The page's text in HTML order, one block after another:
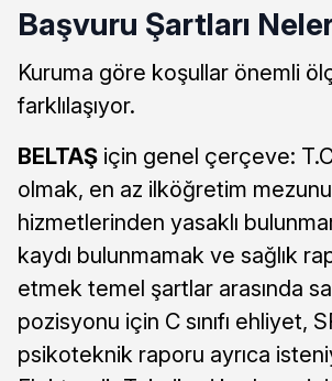
Başvuru Şartları
Kuruma göre koşullar önemli
farklılaşıyor.
BELTAŞ için genel çerçeve:
olmak, en az ilköğretim
hizmetlerinden yasaklı
kaydı bulunmamak ve sağlık
etmek temel şartlar arasında
pozisyonu için C sınıfı ehliyet,
psikoteknik raporu ayrıca